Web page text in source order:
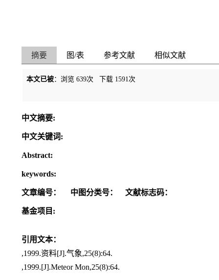
摘要 图/表 参考文献 相似文献
本文已被：浏览 639次 下载 1591次
中文摘要:
中文关键词:
Abstract:
keywords:
文章编号： 中图分类号： 文献标志码：
基金项目:
引用文本：
,1999.资料[J].气象,25(8):64.
,1999.[J].Meteor Mon,25(8):64.